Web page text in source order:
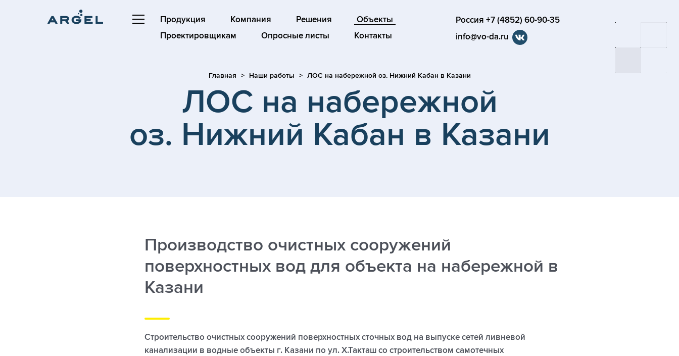
Продукция Компания Решения
Объекты
Проектировщикам
Опросные листы Контакты
Россия +7 (4852) 60-90-35
info@vo-da.ru
Главная Наши работы ЛОС на набережной оз. Нижний Кабан в Казани
ЛОС на набережной
оз. Нижний Кабан в Казани
Производство очистных сооружений
поверхностных вод для объекта на набережной в
Казани
Строительство очистных сооружений поверхностных сточных вод на выпуске сетей ливневой
канализации в водные объекты г. Казани по ул. Х.Такташ со строительством самотечных